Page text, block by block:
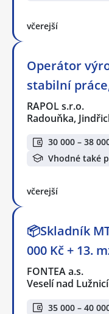
včerejší
Operátor
stabilní
RAPOL s.r.o.
Radouňka,
30 000 – 38
Vhodné také
včerejší
📦Skladník
000 Kč + 13.
FONTEA a.s.
Veselí nad Lužnicí
35 000 – 40